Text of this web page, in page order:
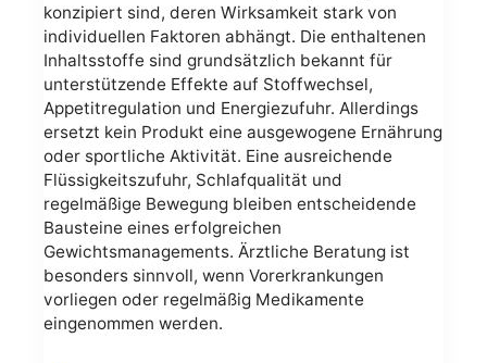
konzipiert sind, deren Wirksamkeit stark von
individuellen Faktoren abhängt. Die enthaltenen
Inhaltsstoffe sind grundsätzlich bekannt für
unterstützende Effekte auf Stoffwechsel,
Appetitregulation und Energiezufuhr. Allerdings
ersetzt kein Produkt eine ausgewogene Ernährung
oder sportliche Aktivität. Eine ausreichende
Flüssigkeitszufuhr, Schlafqualität und
regelmäßige Bewegung bleiben entscheidende
Bausteine eines erfolgreichen
Gewichtsmanagements. Ärztliche Beratung ist
besonders sinnvoll, wenn Vorerkrankungen
vorliegen oder regelmäßig Medikamente
eingenommen werden.